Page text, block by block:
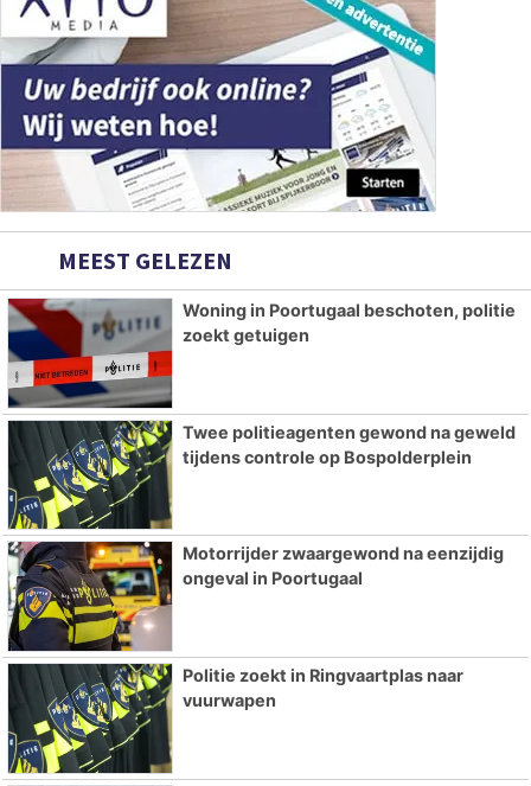
MEEST GELEZEN
Woning in Poortugaal beschoten, politie
zoekt getuigen
Twee politieagenten gewond na geweld
tijdens controle op Bospolderplein
Motorrijder zwaargewond na eenzijdig
ongeval in Poortugaal
Politie zoekt in Ringvaartplas naar
vuurwapen